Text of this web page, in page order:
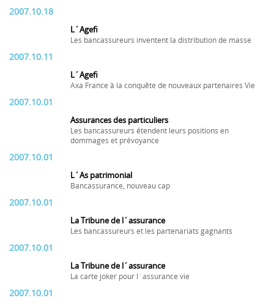
2007.10.18
L´Agefi
Les bancassureurs inventent la distribution de masse
2007.10.11
L´Agefi
Axa France à la conquête de nouveaux partenaires Vie
2007.10.01
Assurances des particuliers
Les bancassureurs étendent leurs positions en
dommages et prévoyance
2007.10.01
L´As patrimonial
Bancassurance, nouveau cap
2007.10.01
La Tribune de l´assurance
Les bancassureurs et les partenariats gagnants
2007.10.01
La Tribune de l´assurance
La carte joker pour l´assurance vie
2007.10.01